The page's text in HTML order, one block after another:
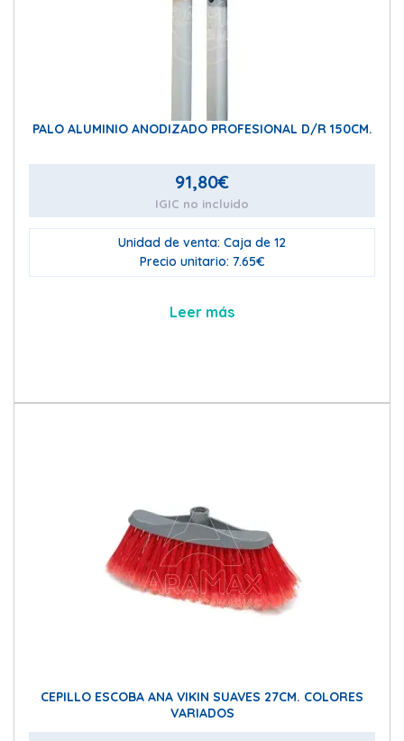
PALO ALUMINIO ANODIZADO PROFESIONAL D/R 150CM.
91,80€
IGIC no incluido
Unidad de venta: Caja de 12
Precio unitario: 7.65€
Leer más
CEPILLO ESCOBA ANA VIKIN SUAVES 27CM. COLORES
VARIADOS